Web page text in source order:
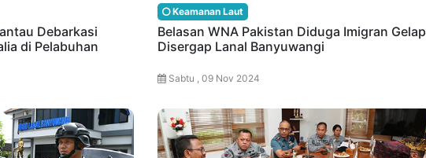
Debarkasi
di Pelabuhan
Keamanan Laut
Belasan WNA Pakistan Diduga Imigran Gelap
Disergap Lanal Banyuwangi
Sabtu , 09 Nov 2024